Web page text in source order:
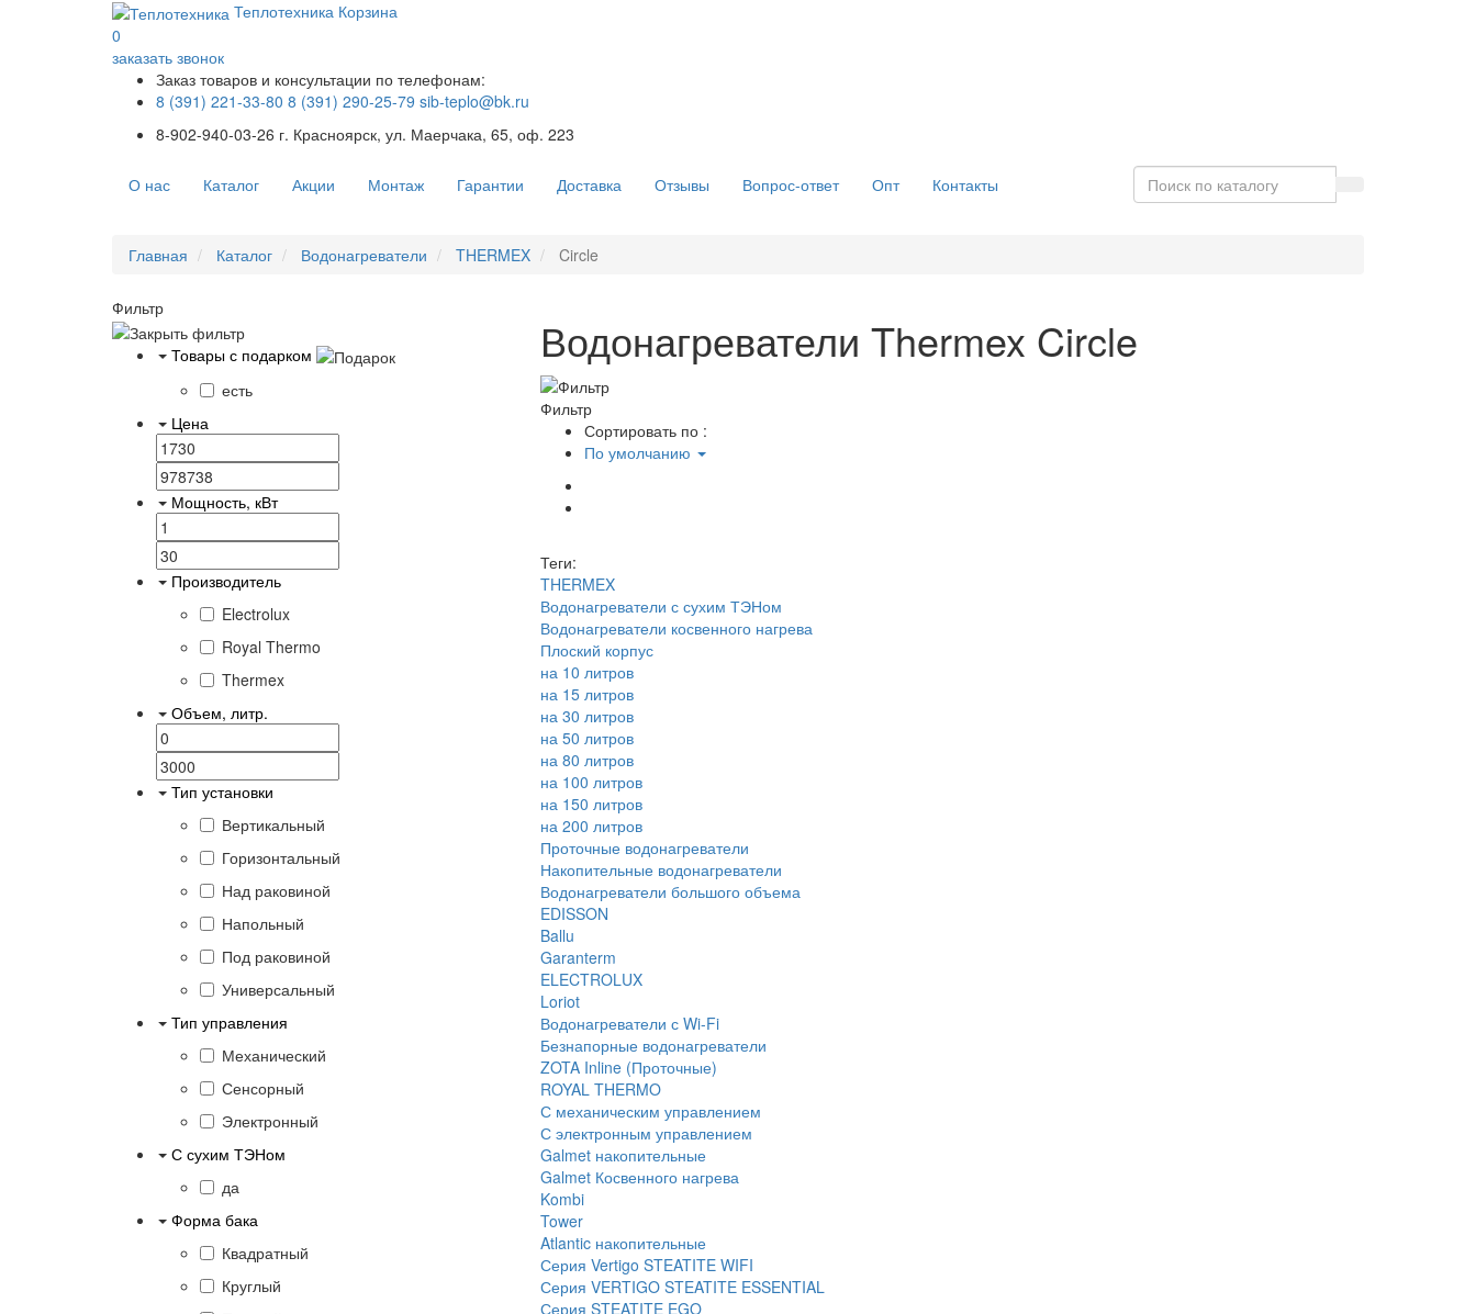
Теплотехника Корзина
0
заказать звонок
Заказ товаров и консультации по телефонам:
8 (391) 221-33-80 8 (391) 290-25-79 sib-teplo@bk.ru
8-902-940-03-26 г. Красноярск, ул. Маерчака, 65, оф. 223
О нас Каталог Акции Монтаж Гарантии Доставка Отзывы Вопрос-ответ Опт Контакты
Главная Каталог Водонагреватели THERMEX Circle
Фильтр
Товары с подарком
есть
Цена
Мощность, кВт
Производитель
Electrolux
Royal Thermo
Thermex
Объем, литр.
Тип установки
Вертикальный
Горизонтальный
Над раковиной
Напольный
Под раковиной
Универсальный
Тип управления
Механический
Сенсорный
Электронный
С сухим ТЭНом
да
Форма бака
Квадратный
Круглый
Водонагреватели Thermex Circle
Фильтр
Сортировать по :
По умолчанию
Теги:
THERMEX
Водонагреватели с сухим ТЭНом
Водонагреватели косвенного нагрева
Плоский корпус
на 10 литров
на 15 литров
на 30 литров
на 50 литров
на 80 литров
на 100 литров
на 150 литров
на 200 литров
Проточные водонагреватели
Накопительные водонагреватели
Водонагреватели большого объема
EDISSON
Ballu
Garanterm
ELECTROLUX
Loriot
Водонагреватели с Wi-Fi
Безнапорные водонагреватели
ZOTA Inline (Проточные)
ROYAL THERMO
С механическим управлением
С электронным управлением
Galmet накопительные
Galmet Косвенного нагрева
Kombi
Tower
Atlantic накопительные
Серия Vertigo STEATITE WIFI
Серия VERTIGO STEATITE ESSENTIAL
Серия STEATITE EGO